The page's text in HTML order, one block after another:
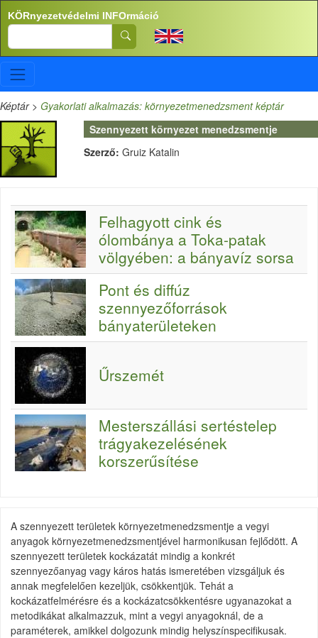
Ugrás a tartalomra
KÖRnyezetvédelmi INFOrmáció
Search
Képtár> Gyakorlati alkalmazás: környezetmenedzsment képtár
Szennyezett környezet menedzsmentje
Szerző: Gruiz Katalin
Felhagyott cink és
ólombánya a Toka-patak
völgyében: a bányavíz sorsa
Pont és diffúz
szennyezőforrások
bányaterületeken
Űrszemét
Mesterszállási sertéstelep
trágyakezelésének
korszerűsítése
A szennyezett területek környezetmenedzsmentje a vegyi
anyagok környezetmenedzsmentjével harmonikusan fejlődött. A
szennyezett területek kockázatát mindig a konkrét
szennyezőanyag vagy káros hatás ismeretében vizsgáljuk és
annak megfelelően kezeljük, csökkentjük. Tehát a
kockázatfelmérésre és a kockázatcsökkentésre ugyanazokat a
metodikákat alkalmazzuk, mint a vegyi anyagoknál, de a
paraméterek, amikkel dolgozunk mindig helyszínspecifikusak.